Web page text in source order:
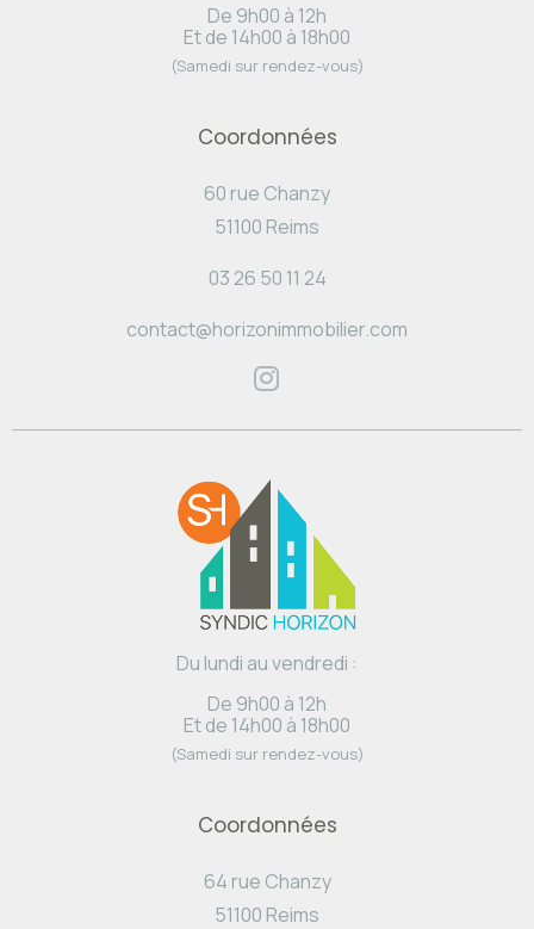
De 9h00 à 12h
Et de 14h00 à 18h00
(Samedi sur rendez-vous)
Coordonnées
60 rue Chanzy
51100 Reims
03 26 50 11 24
contact@horizonimmobilier.com
Du lundi au vendredi :
De 9h00 à 12h
Et de 14h00 à 18h00
(Samedi sur rendez-vous)
Coordonnées
64 rue Chanzy
51100 Reims